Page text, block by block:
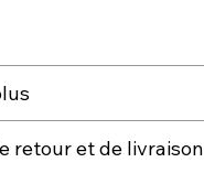
retour et de livraison